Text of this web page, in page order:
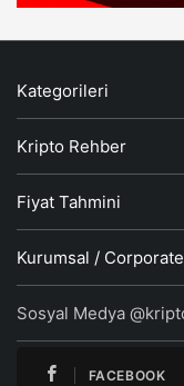
Kategorileri
Kripto Rehber
Fiyat Tahmini
Kurumsal / Corporate
Sosyal Medya
FACEBOOK